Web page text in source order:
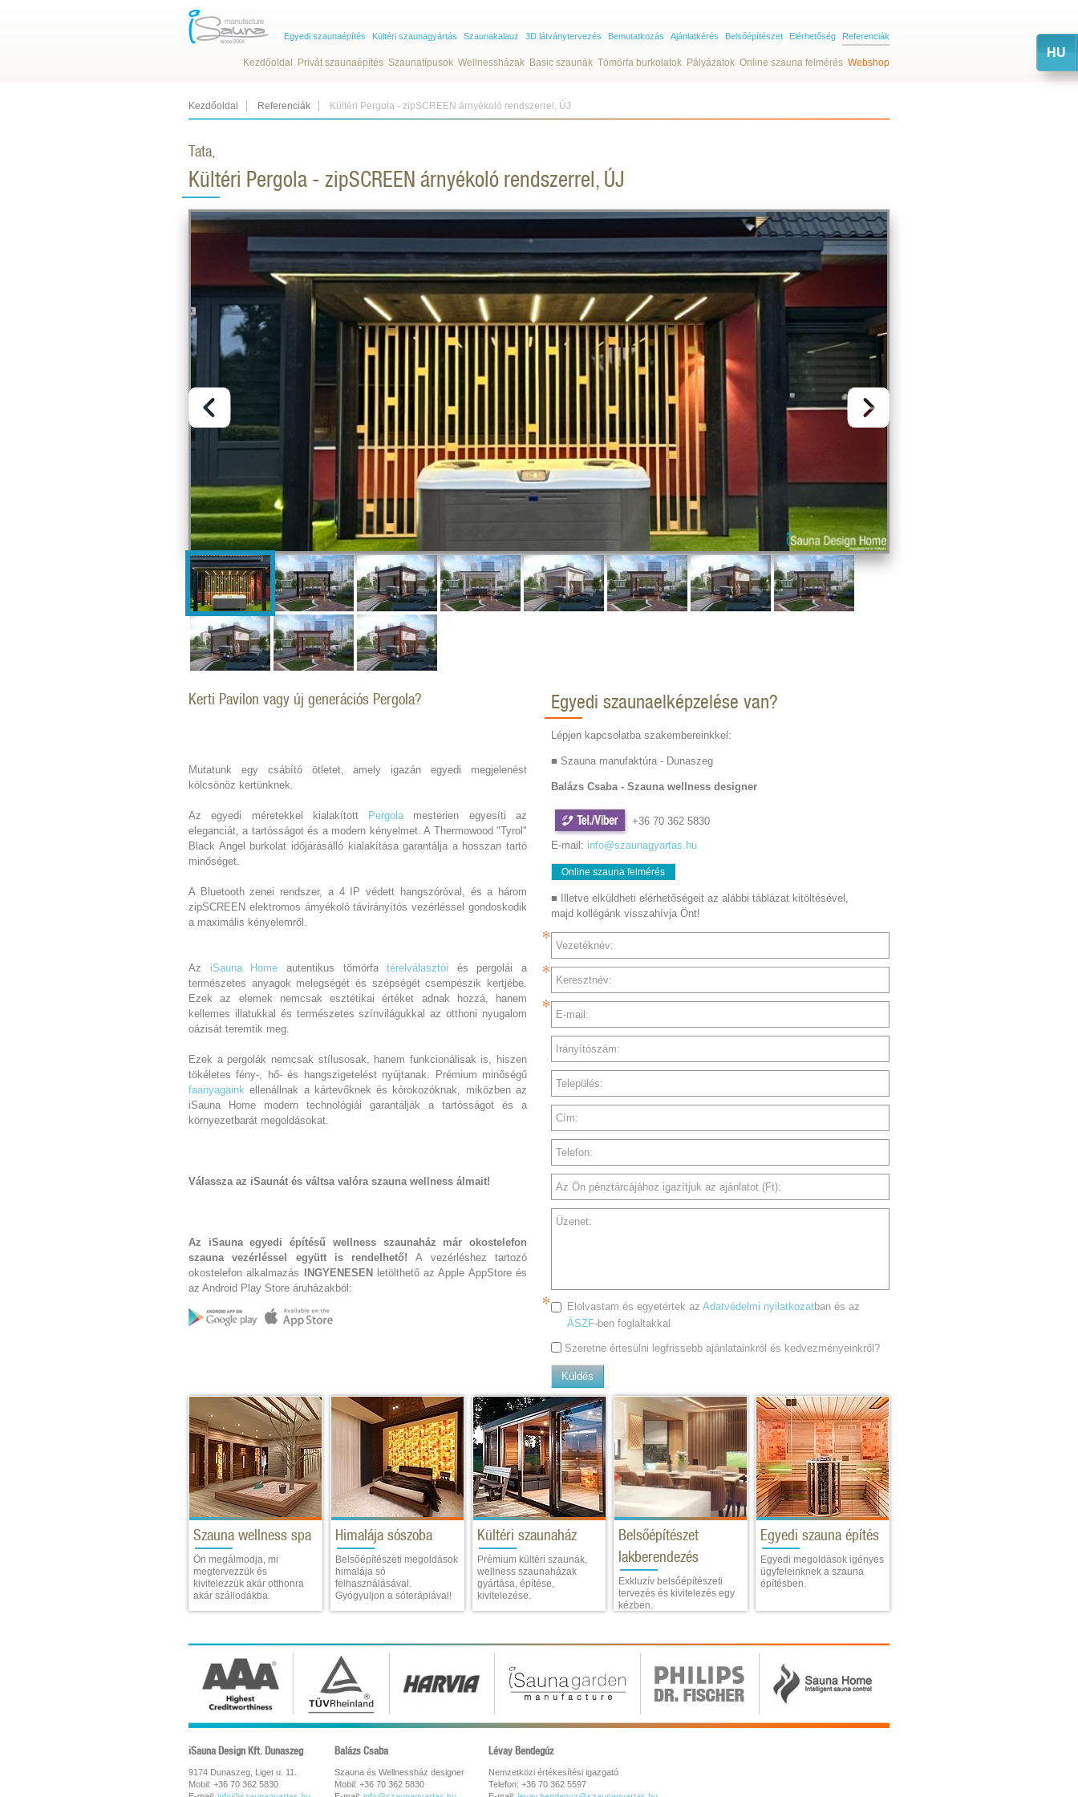
Egyedi szaunaépítés Kültéri szaunagyártás Szaunakalauz 3D látványtervezés Bemutatkozás Ajánlatkérés Belsőépítészet Elérhetőség Referenciák
Kezdőoldal Privát szaunaépítés Szaunatípusok Wellnessházak Basic szaunák Tömörfa burkolatok Pályázatok Online szauna felmérés Webshop
Kezdőoldal Referenciák Kültéri Pergola - zipSCREEN árnyékoló rendszerrel, ÚJ
Tata,
Kültéri Pergola - zipSCREEN árnyékoló rendszerrel, ÚJ
Kerti Pavilon vagy új generációs Pergola?
Mutatunk egy csábító ötletet, amely igazán egyedi megjelenést
kölcsönöz kertünknek.
Az egyedi méretekkel kialakított Pergola mesterien egyesíti az
eleganciát, a tartósságot és a modern kényelmet. A Thermowood "Tyrol"
Black Angel burkolat időjárásálló kialakítása garantálja a hosszan tartó
minőséget.
A Bluetooth zenei rendszer, a 4 IP védett hangszóróval, és a három
zipSCREEN elektromos árnyékoló távirányítós vezérléssel gondoskodik
a maximális kényelemről.
Az iSauna Home autentikus tömörfatérelválasztói és pergolái a
természetes anyagok melegségét és szépségét csempészik kertjébe.
Ezek az elemek nemcsak esztétikai értéket adnak hozzá, hanem
kellemes illatukkal és természetes színvilágukkal az otthoni nyugalom
oázisát teremtik meg.
Ezek a pergolák nemcsak stílusosak, hanem funkcionálisak is, hiszen
tökéletes fény-, hő- és hangszigetelést nyújtanak. Prémium minőségű
faanyagaink ellenállnak a kártevőknek és kórokozóknak, miközben az
iSauna Home modern technológiái garantálják a tartósságot és a
környezetbarát megoldásokat.
Válassza az iSaunát és váltsa valóra szauna wellness álmait!
Az iSauna egyedi építésű wellness szaunaház már okostelefon
szauna vezérléssel együtt is rendelhető! A vezérléshez tartozó
okostelefon alkalmazás
INGYENESEN
letölthető az Apple AppStore és
az Android Play Store áruházakból:
Egyedi szaunaelképzelése van?
Lépjen kapcsolatba szakembereinkkel:
■ Szauna manufaktúra - Dunaszeg
Balázs Csaba - Szauna wellness designer
+36 70 362 5830
E-mail: info@szaunagyartas.hu
Online szauna felmérés
■ Illetve elküldheti elérhetőségeit az alábbi táblázat kitöltésével,
majd kollégánk visszahívja Önt!
Vezetéknév:
Keresztnév:
E-mail:
Irányítószám:
Település:
Cím:
Telefon:
Az Ön pénztárcájához igazítjuk az ajánlatot (Ft):
Üzenet:
Elolvastam és egyetértek az Adatvédelmi nyilatkozatban és az
ÁSZF-ben foglaltakkal
Szeretne értesülni legfrissebb ajánlatainkról és kedvezményeinkről?
Küldés
Szauna wellness spa
Ön megálmodja, mi
megtervezzük és
kivitelezzük akár otthonra
akár szállodákba.
Himalája sószoba
Belsőépítészeti megoldások
himalája só
felhasználásával.
Gyógyuljon a sóterápiával!
Kültéri szaunaház
Prémium kültéri szaunák,
wellness szaunaházak
gyártása, építése,
kivitelezése.
Belsőépítészet
lakberendezés
Exkluzív belsőépítészeti
tervezés és kivitelezés egy
kézben.
Egyedi szauna építés
Egyedi megoldások igényes
ügyfeleinknek a szauna
építésben.
iSauna Design Kft. Dunaszeg
9174 Dunaszeg, Liget u. 11.
Mobil: +36 70 362 5830
Balázs Csaba
Szauna és Wellnessház designer
Mobil: +36 70 362 5830
Lévay Bendegúz
Nemzetközi értékesítési igazgató
Telefon: +36 70 362 5597
HU